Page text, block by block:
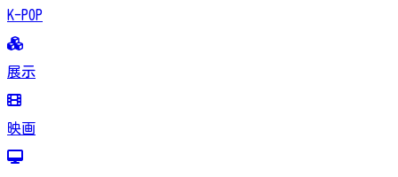
K-POP
展示
映画